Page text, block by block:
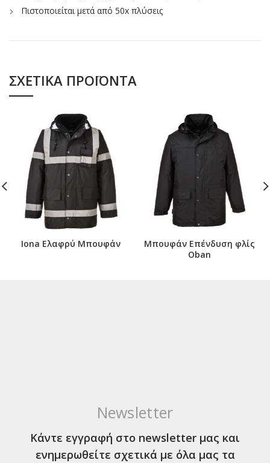
Πιστοποιείται μετά από 50x πλύσεις
ΣΧΕΤΙΚΆ ΠΡΟΪΌΝΤΑ
Iona Ελαφρύ Μπουφάν
Μπουφάν Επένδυση φλίς
Oban
Newsletter
Κάντε εγγραφή στο newsletter μας και
ενημερωθείτε σχετικά με όλα μας τα